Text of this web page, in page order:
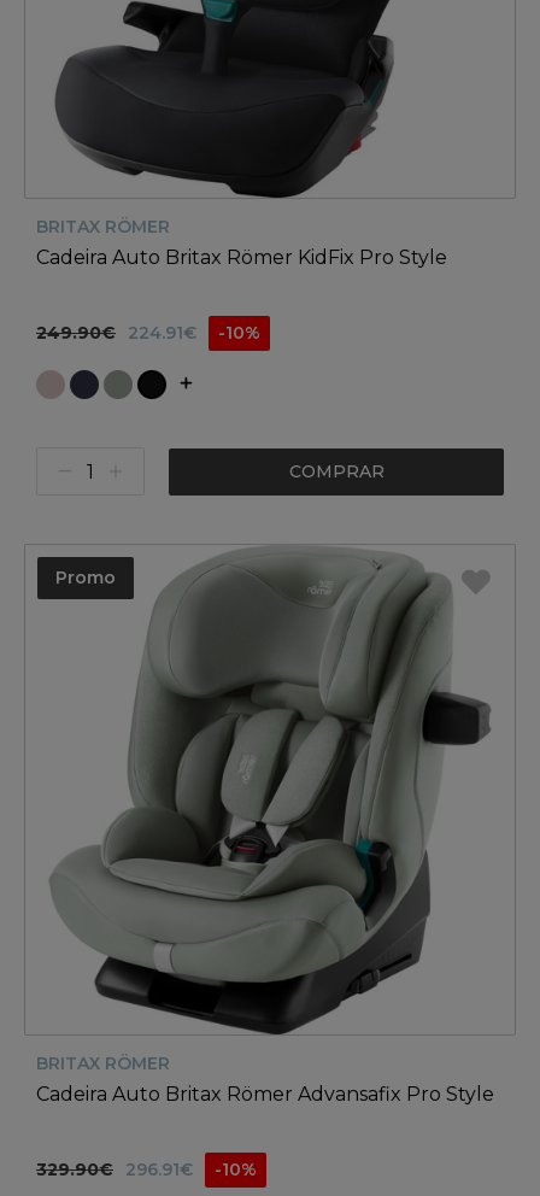
BRITAX RÖMER
Cadeira Auto Britax Römer KidFix Pro Style
249.90€ 224.91€ -10%
COMPRAR
Promo
BRITAX RÖMER
Cadeira Auto Britax Römer Advansafix Pro Style
329.90€ 296.91€ -10%